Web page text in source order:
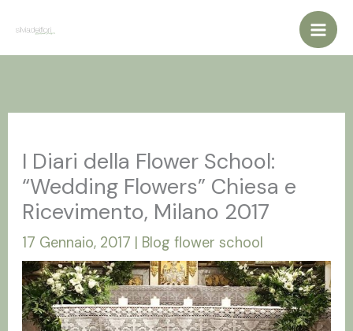
contenuto
I Diari della Flower School:
“Wedding Flowers” Chiesa e
Ricevimento, Milano 2017
17 Gennaio, 2017 | Blog flower school